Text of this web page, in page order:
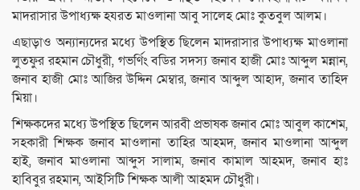
মাদরাসার উপাধ্যক্ষ হযরত মাওলানা আবু সালেহ মোঃ কুতবুল আলম।
এছাড়াও অন্যান্যদের মধ্যে উপস্থিত ছিলেন মাদরাসার উপাধ্যক্ষ মাওলানা
লুতফুর রহমান চৌধুরী, গভর্ণিং বডির সদস্য জনাব হাজী মোঃ আব্দুল মন্নান,
জনাব হাজী মোঃ আজির উদ্দিন মেম্বার, জনাব আব্দুল আহাদ, জনাব তাহিদ
মিয়া।
শিক্ষকদের মধ্যে উপস্থিত ছিলেন আরবী প্রভাষক জনাব মোঃ আবুল কাশেম,
সহকারী শিক্ষক জনাব মাওলানা তাহির আহমদ, জনাব মাওলানা আব্দুল
হাই, জনাব মাওলানা আব্দুস সালাম, জনাব কামাল আহমদ, জনাব হাঃ
হাবিবুর রহমান, আইসিটি শিক্ষক আলী আহমদ চৌধুরী।